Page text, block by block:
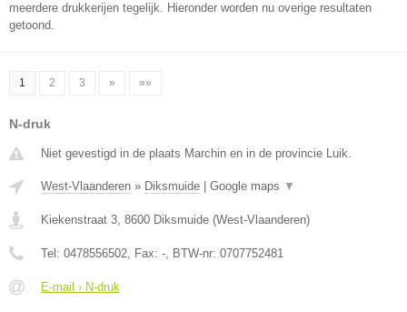
meerdere drukkerijen tegelijk. Hieronder worden nu overige resultaten
getoond.
1 2 3 » »»
N-druk
Niet gevestigd in de plaats Marchin en in de provincie Luik.
West-Vlaanderen » Diksmuide Google maps ▼
Kiekenstraat 3, 8600 Diksmuide (West-Vlaanderen)
Tel: 0478556502, Fax: -, BTW-nr: 0707752481
E-mail › N-druk